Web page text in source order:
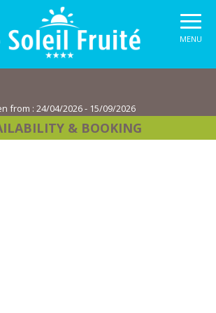
MENU
from : 24/04/2026 - 15/09/2026
& BOOKING